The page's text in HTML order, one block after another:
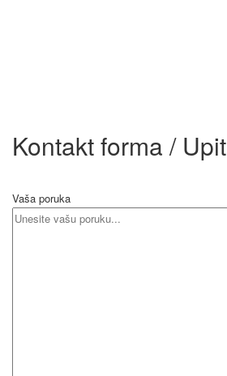
Kontakt forma / Upit
Vaša poruka